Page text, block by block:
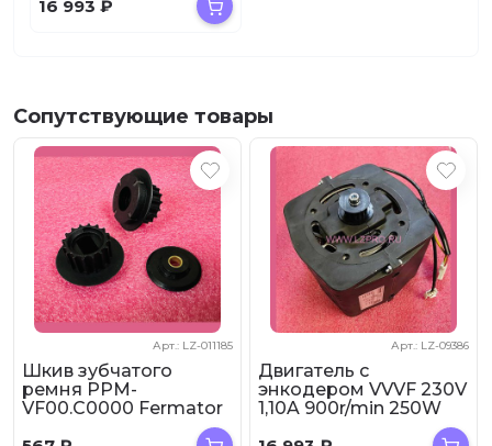
PMT.VF00C0000 Fe...
16 993₽
Сопутствующие товары
Арт.: LZ-011185
Шкив зубчатого
ремня PPM-
VF00.C0000 Fermator
Арт.: LZ-09386
Двигатель с
энкодером VVVF 230V
1,10A 900r/min 250W